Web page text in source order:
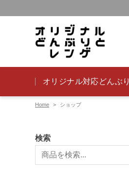
オリジナル対応どんぶり
Home ショップ
検索